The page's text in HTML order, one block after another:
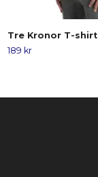
Tre Kronor T-shirt
189 kr